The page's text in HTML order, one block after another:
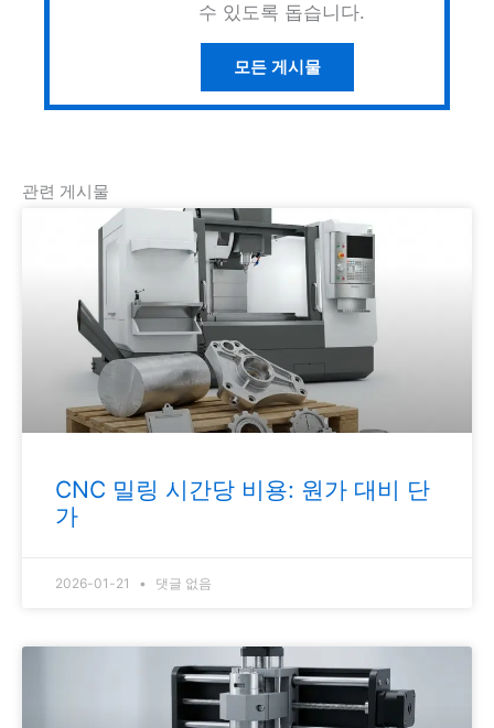
수 있도록 돕습니다.
모든 게시물
관련 게시물
CNC 밀링 시간당 비용: 원가 대비 단
가
2026-01-21 댓글 없음